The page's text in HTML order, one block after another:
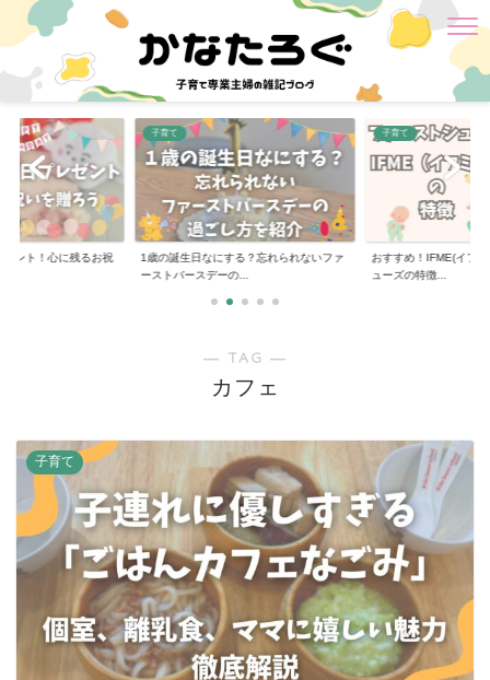
ント！心に残るお祝
子育て
1歳の誕生日なにする？忘れられないファ
ーストバースデーの...
子育て
おすすめ！IFME(イフ
ューズの特徴...
― TAG ―
カフェ
子育て